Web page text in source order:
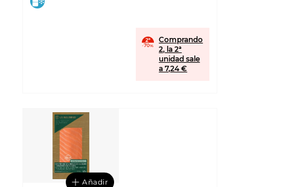
Comprando
2, la 2ª
unidad sale
a 7,24 €
Añadir